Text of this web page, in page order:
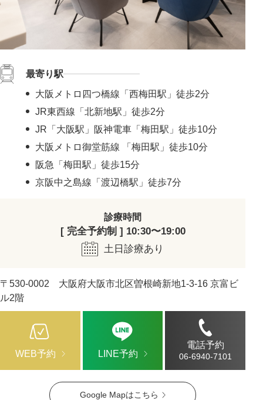
Google Mapはこちら
最寄り駅
大阪メトロ四つ橋線「西梅田駅」徒歩2分
JR東西線「北新地駅」徒歩2分
JR「大阪駅」阪神電車「梅田駅」徒歩10分
大阪メトロ御堂筋線 「梅田駅」徒歩10分
阪急「梅田駅」徒歩15分
京阪中之島線「渡辺橋駅」徒歩7分
診療時間
[ 完全予約制 ] 10:30〜19:00
土日診療あり
〒530-0002 大阪府大阪市北区曽根崎新地1-3-16 京富ビ
ル2階
WEB予約 LINE予約
電話予約
06-6940-7101